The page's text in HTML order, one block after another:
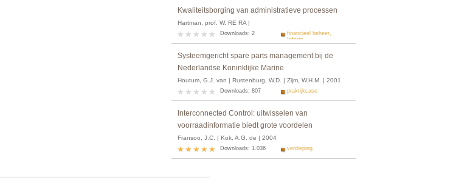
Kwaliteitsborging van administratieve processen
Hartman, prof. W. RE RA |
Downloads: 2
financieel beheer,
Inform...
Systeemgericht spare parts management bij de
Nederlandse Koninklijke Marine
Houtum, G.J. van | Rustenburg, W.D. | Zijm, W.H.M. | 2001
Downloads: 807 praktijkcase
Interconnected Control: uitwisselen van
voorraadinformatie biedt grote voordelen
Fransoo, J.C. | Kok, A.G. de | 2004
Downloads: 1.036 verdieping